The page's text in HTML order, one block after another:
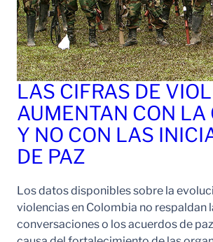
LAS CIFRAS DE
AUMENTAN CON LA
Y NO CON LAS
DE PAZ
Los datos disponibles sobre la
violencias en Colombia no respaldan
conversaciones o los acuerdos de